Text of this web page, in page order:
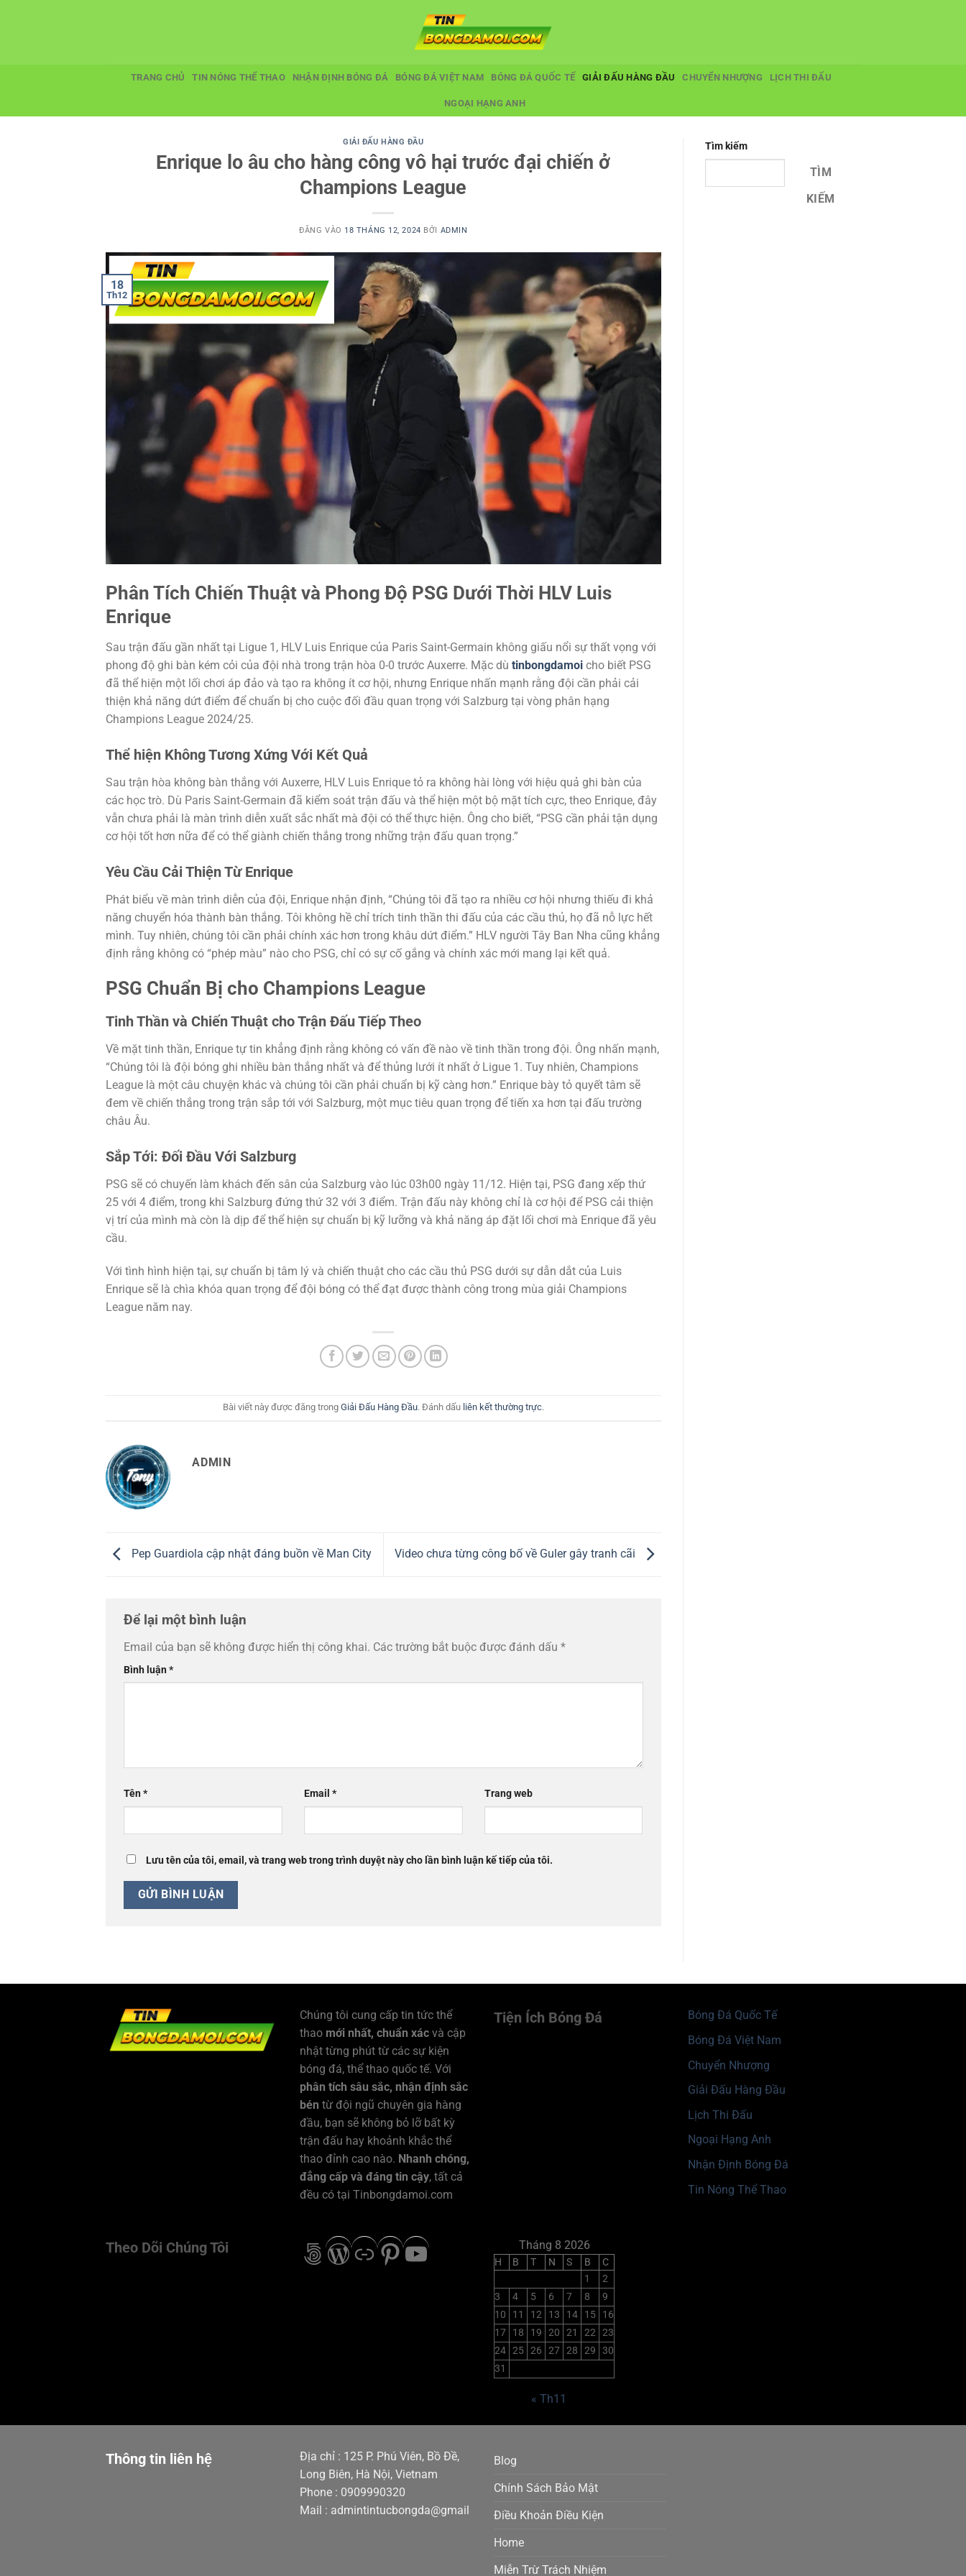
TRANG CHỦ TIN NÓNG THỂ THAO NHẬN ĐỊNH BÓNG ĐÁ BÓNG ĐÁ VIỆT NAM BÓNG ĐÁ QUỐC TẾ GIẢI ĐẤU HÀNG ĐẦU CHUYỂN NHƯỢNG LỊCH THI ĐẤU
NGOẠI HẠNG ANH
GIẢI ĐẤU HÀNG ĐẦU
Enrique lo âu cho hàng công vô hại trước đại chiến ở
Champions League
ĐĂNG VÀO 18 THÁNG 12, 2024 BỞI ADMIN
18
Th12
Phân Tích Chiến Thuật và Phong Độ PSG Dưới Thời HLV Luis
Enrique
Sau trận đấu gần nhất tại Ligue 1, HLV Luis Enrique của Paris Saint-Germain không giấu nổi sự thất vọng với
phong độ ghi bàn kém cỏi của đội nhà trong trận hòa 0-0 trước Auxerre. Mặc dù tinbongdamoi cho biết PSG
đã thể hiện một lối chơi áp đảo và tạo ra không ít cơ hội, nhưng Enrique nhấn mạnh rằng đội cần phải cải
thiện khả năng dứt điểm để chuẩn bị cho cuộc đối đầu quan trọng với Salzburg tại vòng phân hạng
Champions League 2024/25.
Thể hiện Không Tương Xứng Với Kết Quả
Sau trận hòa không bàn thắng với Auxerre, HLV Luis Enrique tỏ ra không hài lòng với hiệu quả ghi bàn của
các học trò. Dù Paris Saint-Germain đã kiểm soát trận đấu và thể hiện một bộ mặt tích cực, theo Enrique, đây
vẫn chưa phải là màn trình diễn xuất sắc nhất mà đội có thể thực hiện. Ông cho biết, “PSG cần phải tận dụng
cơ hội tốt hơn nữa để có thể giành chiến thắng trong những trận đấu quan trọng.”
Yêu Cầu Cải Thiện Từ Enrique
Phát biểu về màn trình diễn của đội, Enrique nhận định, “Chúng tôi đã tạo ra nhiều cơ hội nhưng thiếu đi khả
năng chuyển hóa thành bàn thắng. Tôi không hề chỉ trích tinh thần thi đấu của các cầu thủ, họ đã nỗ lực hết
mình. Tuy nhiên, chúng tôi cần phải chính xác hơn trong khâu dứt điểm.” HLV người Tây Ban Nha cũng khẳng
định rằng không có “phép màu” nào cho PSG, chỉ có sự cố gắng và chính xác mới mang lại kết quả.
PSG Chuẩn Bị cho Champions League
Tinh Thần và Chiến Thuật cho Trận Đấu Tiếp Theo
Về mặt tinh thần, Enrique tự tin khẳng định rằng không có vấn đề nào về tinh thần trong đội. Ông nhấn mạnh,
“Chúng tôi là đội bóng ghi nhiều bàn thắng nhất và để thủng lưới ít nhất ở Ligue 1. Tuy nhiên, Champions
League là một câu chuyện khác và chúng tôi cần phải chuẩn bị kỹ càng hơn.” Enrique bày tỏ quyết tâm sẽ
đem về chiến thắng trong trận sắp tới với Salzburg, một mục tiêu quan trọng để tiến xa hơn tại đấu trường
châu Âu.
Sắp Tới: Đối Đầu Với Salzburg
PSG sẽ có chuyến làm khách đến sân của Salzburg vào lúc 03h00 ngày 11/12. Hiện tại, PSG đang xếp thứ
25 với 4 điểm, trong khi Salzburg đứng thứ 32 với 3 điểm. Trận đấu này không chỉ là cơ hội để PSG cải thiện
vị trí của mình mà còn là dịp để thể hiện sự chuẩn bị kỹ lưỡng và khả năng áp đặt lối chơi mà Enrique đã yêu
cầu.
Với tình hình hiện tại, sự chuẩn bị tâm lý và chiến thuật cho các cầu thủ PSG dưới sự dẫn dắt của Luis
Enrique sẽ là chìa khóa quan trọng để đội bóng có thể đạt được thành công trong mùa giải Champions
League năm nay.
Bài viết này được đăng trong Giải Đấu Hàng Đầu. Đánh dấu liên kết thường trực.
ADMIN
Pep Guardiola cập nhật đáng buồn về Man City Video chưa từng công bố về Guler gây tranh cãi
Để lại một bình luận
Email của bạn sẽ không được hiển thị công khai. Các trường bắt buộc được đánh dấu *
Bình luận*
Tên* Email * Trang web
Lưu tên của tôi, email, và trang web trong trình duyệt này cho lần bình luận kế tiếp của tôi.
Tìm kiếm
TÌM
KIẾM
Chúng tôi cung cấp tin tức thể
thao mới nhất, chuẩn xác và cập
nhật từng phút từ các sự kiện
bóng đá, thể thao quốc tế. Với
phân tích sâu sắc, nhận định sắc
bén từ đội ngũ chuyên gia hàng
đầu, bạn sẽ không bỏ lỡ bất kỳ
trận đấu hay khoảnh khắc thể
thao đỉnh cao nào. Nhanh chóng,
đẳng cấp và đáng tin cậy, tất cả
đều có tại Tinbongdamoi.com
Tiện Ích Bóng Đá
Bóng Đá Quốc Tế
Bóng Đá Việt Nam
Chuyển Nhượng
Giải Đấu Hàng Đầu
Lịch Thi Đấu
Ngoại Hạng Anh
Nhận Định Bóng Đá
Tin Nóng Thể Thao
Theo Dõi Chúng Tôi 500px
WordPress
Liên kếtPinterest
YoutubeTháng 8 2026
H B T N S B
C
1
2
3
4 5 6 7 8
9
10
11 12 13 14 15
16
17 18 19 20 21 22 23
24 25 26 27 28 29 30
31
« Th11
Thông tin liên hệ
Địa chỉ : 125 P. Phú Viên, Bồ Đề,
Long Biên, Hà Nội, Vietnam
Phone : 0909990320
Mail : admintintucbongda@gmail
Blog
Chính Sách Bảo Mật
Điều Khoản Điều Kiện
Home
Miễn Trừ Trách Nhiệm